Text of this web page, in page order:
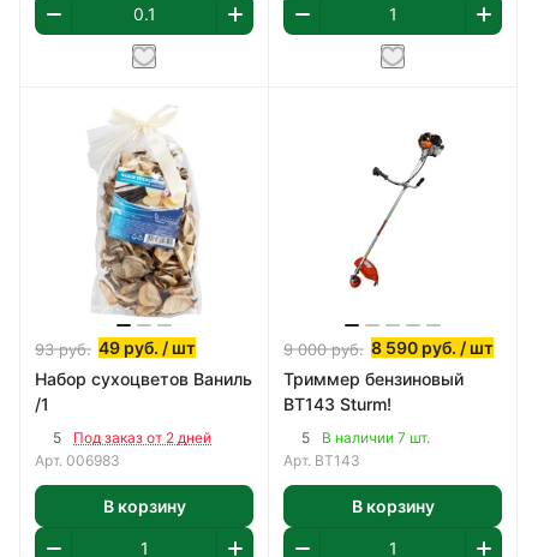
93руб. 49 руб. / шт
Набор сухоцветов Ваниль
/1
5
Под заказ от 2 дней
Арт. 006983
В корзину
9 000руб. 8 590 руб. / шт
Триммер бензиновый
BT143 Sturm!
5
В наличии 7 шт.
Арт. BT143
В корзину